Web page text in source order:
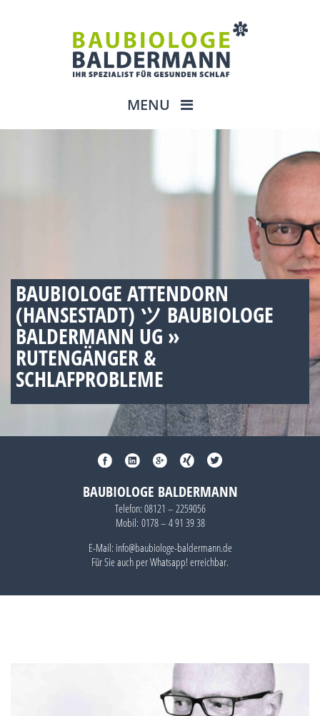
MENU
BAUBIOLOGE ATTENDORN
(HANSESTADT) ツ BAUBIOLOGE
BALDERMANN UG »
RUTENGÄNGER &
SCHLAFPROBLEME
BAUBIOLOGE BALDERMANN
Telefon: 08121 – 2259056
Mobil: 0178 – 4 91 39 38
E-Mail: info@baubiologe-baldermann.de
Für Sie auch perWhatsapp!erreichbar.